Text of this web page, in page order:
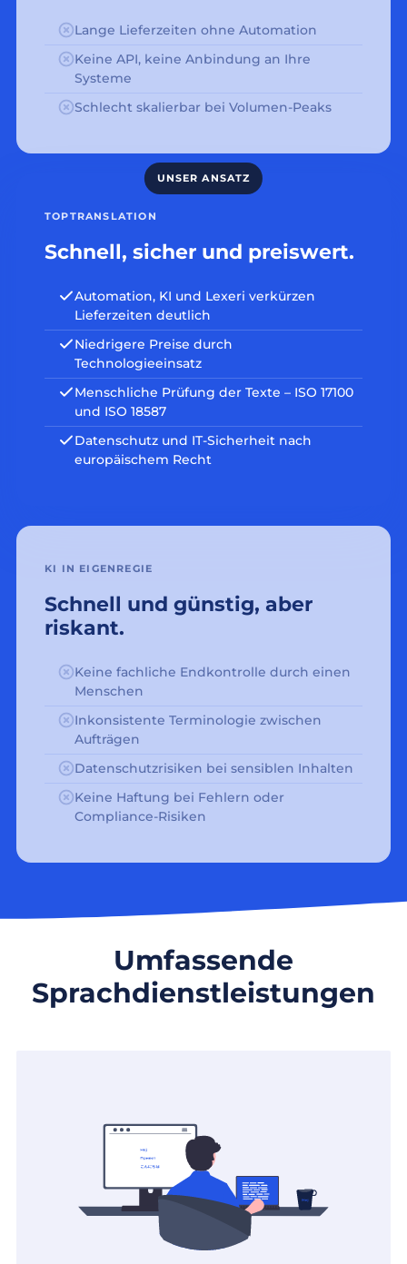
Lange Lieferzeiten ohne Automation
Keine API, keine Anbindung an Ihre
Systeme
Schlecht skalierbar bei Volumen-Peaks
TOPTRANSLATION
Schnell, sicher und preiswert.
Automation, KI und Lexeri verkürzen
Lieferzeiten deutlich
Niedrigere Preise durch
Technologieeinsatz
Menschliche Prüfung der Texte – ISO 17100
und ISO 18587
Datenschutz und IT-Sicherheit nach
europäischem Recht
KI IN EIGENREGIE
Schnell und günstig, aber
riskant.
Keine fachliche Endkontrolle durch einen
Menschen
Inkonsistente Terminologie zwischen
Aufträgen
Datenschutzrisiken bei sensiblen Inhalten
Keine Haftung bei Fehlern oder
Compliance-Risiken
Umfassende
Sprachdienstleistungen